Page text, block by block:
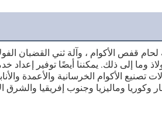
وما إلى ذلك. يمكننا أيضًا توفير
تصنيع الأكوام الخرسانية والأعمدة
وكوريا وماليزيا وجنوب إفريقيا